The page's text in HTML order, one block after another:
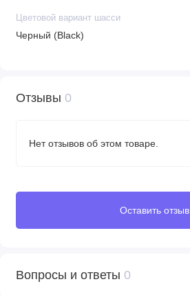
Цветовой вариант шасси
Черный (Black)
Отзывы 0
Нет отзывов об этом товаре.
Оставить отзыв
Вопросы и ответы 0